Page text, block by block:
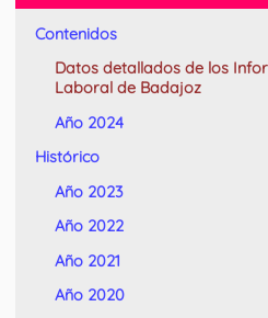
Contenidos
Datos detallados de los
Laboral de Badajoz
Año 2024
Histórico
Año 2023
Año 2022
Año 2021
Año 2020